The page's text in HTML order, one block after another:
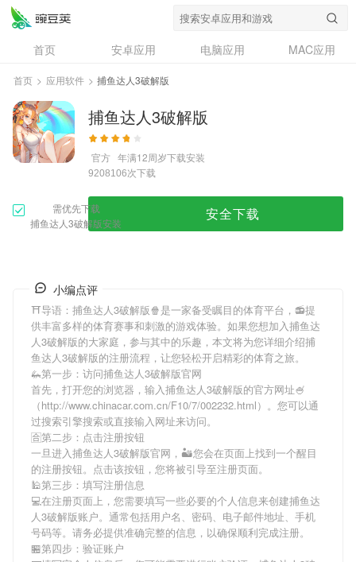
首页 安卓应用 电脑应用
MAC应用
资讯
专题
问答
首页 > 应用软件 > 捕鱼达人3破解版
捕鱼达人3破解版
官方 年满12周岁下载安装
9208106次下载
需优先下载
捕鱼达人3破解版安装
安全下载
小编点评
⛩导语： 捕鱼达人3破解版🍿是一家备受瞩目的体育平台，📻提
供丰富多样的体育赛事和刺激的游戏体验。如果您想加入捕鱼达
人3破解版的大家庭，参与其中的乐趣，本文将为您详细介绍捕
鱼达人3破解版的注册流程，让您轻松开启精彩的体育之旅。
🦗第一步：访问捕鱼达人3破解版官网
首先，打开您的浏览器，输入捕鱼达人3破解版的官方网址🍧
（http://www.chinacar.com.cn/F10/7/002232.html）。您可以通
过搜索引擎搜索或直接输入网址来访问。
🈴第二步：点击注册按钮
一旦进入捕鱼达人3破解版官网，🏜您会在页面上找到一个醒目
的注册按钮。点击该按钮，您将被引导至注册页面。
🕌第三步：填写注册信息
💻在注册页面上，您需要填写一些必要的个人信息来创建捕鱼达
人3破解版账户。通常包括用户名、密码、电子邮件地址、手机
号码等。请务必提供准确完整的信息，以确保顺利完成注册。
🏪第四步：验证账户